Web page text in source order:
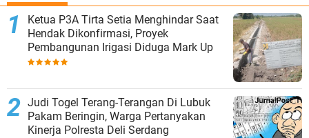
Ketua P3A Tirta Setia Menghindar Saat
Hendak Dikonfirmasi, Proyek
Pembangunan Irigasi Diduga Mark Up
Judi Togel Terang-Terangan Di Lubuk
Pakam Beringin, Warga Pertanyakan
Kinerja Polresta Deli Serdang